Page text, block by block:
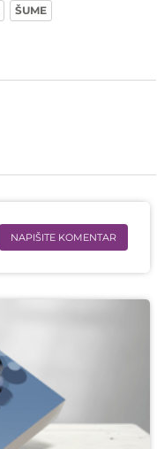
ŠUME
NAPIŠITE KOMENTAR